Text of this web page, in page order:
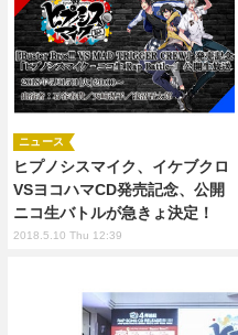
ヒプノシスマイク、イケブクロ
VSヨコハマCD発売記念、公開
ニコ生バトルが急きょ決定！
ニュース
2018.5.10 Thu 12:39